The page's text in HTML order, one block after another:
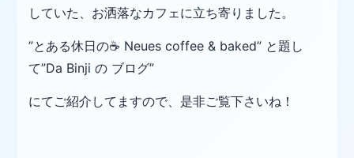
していた、お洒落なカフェに立ち寄りました。
”とある休日の☕ Neues coffee & baked” と題し
て”Da Binji の ブログ”
にてご紹介してますので、是非ご覧下さいね！